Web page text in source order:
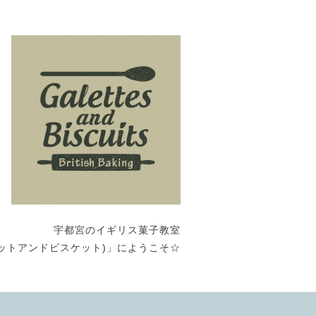
宇都宮のイギリス菓子教室
アンドビスケット)」にようこそ☆